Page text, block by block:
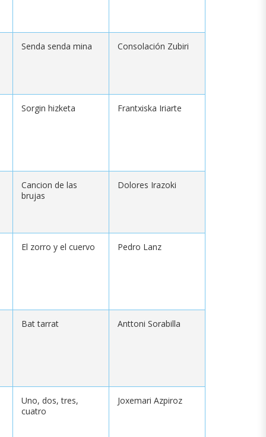
Senda senda mina Consolación Zubiri
Sorgin hizketa Frantxiska Iriarte
Cancion de las
brujas
Dolores Irazoki
El zorro y el cuervo Pedro Lanz
Bat tarrat Anttoni Sorabilla
Uno, dos, tres,
cuatro
Joxemari Azpiroz